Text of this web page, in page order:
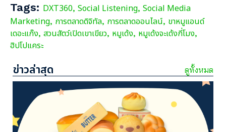
Tags: DXT360, Social Listening, Social Media
Marketing, การตลาดดิจิทัล, การตลาดออนไลน์, ขาหมูแอนด์
เดอะแก๊ง, สวนสัตว์เปิดเขาเขียว, หมูเด้ง, หมูเด้งจะเด้งกี่โมง,
ฮิปโปแคระ
ข่าวล่าสุด ดูทั้งหมด